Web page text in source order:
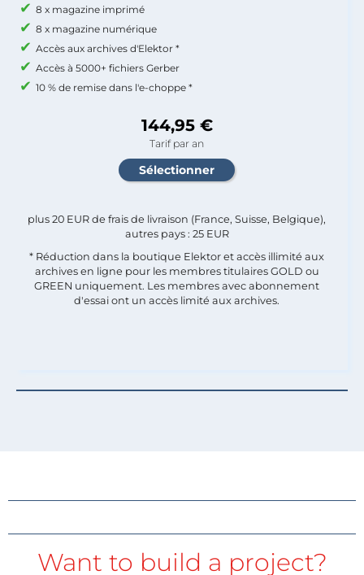
8 x magazine imprimé
8 x magazine numérique
Accès aux archives d'Elektor *
Accès à 5000+ fichiers Gerber
10 % de remise dans l'e-choppe *
144,95 €
Tarif par an
plus 20 EUR de frais de livraison (France, Suisse, Belgique),
autres pays : 25 EUR
* Réduction dans la boutique Elektor et accès illimité aux
archives en ligne pour les membres titulaires GOLD ou
GREEN uniquement. Les membres avec abonnement
d'essai ont un accès limité aux archives.
Want to build a project?